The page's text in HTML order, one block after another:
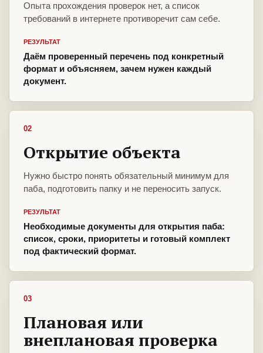
Опыта прохождения проверок нет, а список
требований в интернете противоречит сам себе.
РЕЗУЛЬТАТ
Даём проверенный перечень под конкретный
формат и объясняем, зачем нужен каждый
документ.
02
Открытие объекта
Нужно быстро понять обязательный минимум для
паба, подготовить папку и не переносить запуск.
РЕЗУЛЬТАТ
Необходимые документы для открытия паба:
список, сроки, приоритеты и готовый комплект
под фактический формат.
03
Плановая или
внеплановая проверка